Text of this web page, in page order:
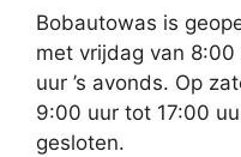
Bobautowas is
met vrijdag van 8:00
uur ’s avonds. Op
9:00 uur tot 17:00
gesloten.